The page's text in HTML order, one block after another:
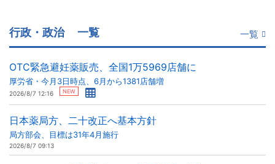
行政・政治 一覧 一覧
OTC緊急避妊薬販売、全国1万5969店舗に
厚労省・今月3日時点、6月から1381店舗増
2026/8/7 12:16 NEW
日本薬局方、二十改正へ基本方針
局方部会、目標は31年4月施行
2026/8/7 09:13